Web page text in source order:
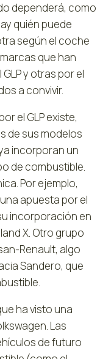
dependerá, como
quién puede
según el coche
que han
y otras por el
a convivir.
el GLP existe,
de sus modelos
incorporan un
de combustible.
Por ejemplo,
apuesta por el
incorporación en
X. Otro grupo
Renault, algo
Sandero, que
ha visto una
Las
de futuro